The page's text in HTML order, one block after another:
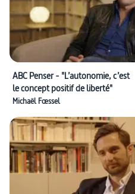
ABC Penser - "L’autonomie, c’est
le concept positif de liberté"
Michaël Fœssel